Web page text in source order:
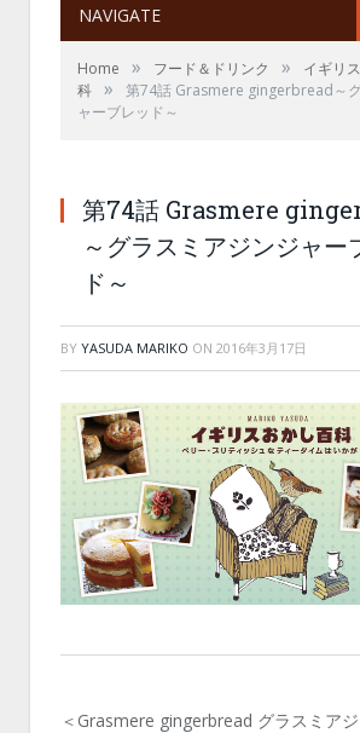
NAVIGATE
Home » フード＆ドリンク »
イギリ
科 »
第74話 Grasmere gingerbread～
ャーブレッド～
第74話 Grasmere
～グラスミアジンジャー
ド～
BY YASUDA MARIKO ON 2016年3月17日
＜Grasmere gingerbread グラスミア